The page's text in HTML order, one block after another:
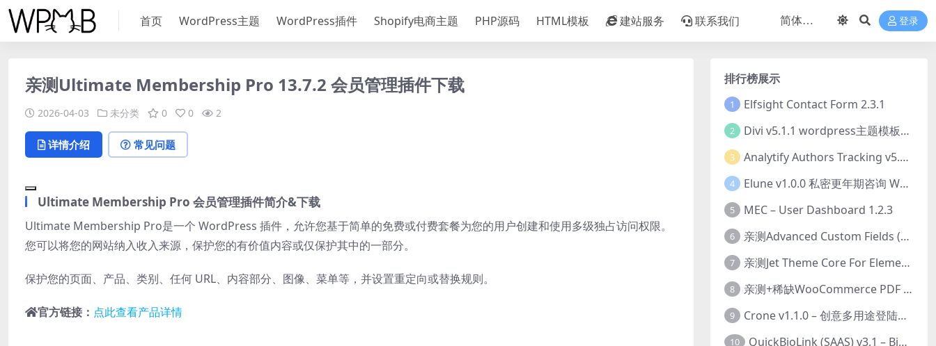
首页 WordPress主题 WordPress插件 Shopify电商主题 PHP源码 HTML模板 建站服务 联系我们 登录
亲测Ultimate Membership Pro 13.7.2 会员管理插件下载
2026-04-03 未分类 0 0 2
详情介绍 常见问题
Ultimate Membership Pro 会员管理插件简介&下载
Ultimate Membership Pro是一个 WordPress 插件，允许您基于简单的免费或付费套餐为您的用户创建和使用多级独占访问权限。
您可以将您的网站纳入收入来源，保护您的有价值内容或仅保护其中的一部分。
保护您的页面、产品、类别、任何 URL、内容部分、图像、菜单等，并设置重定向或替换规则。
官方链接： 点此查看产品详情
排行榜展示
1 Elfsight Contact Form 2.3.1
2 Divi v5.1.1 wordpress主题模板打包下载（Theme + Builder+ Extra Theme + Templates + Layouts + PSD）
3 Analytify Authors Tracking v5.0.0 插件破解版下载
4 Elune v1.0.0 私密更年期咨询 WordPress 主题下载
5 MEC – User Dashboard 1.2.3
6 亲测Advanced Custom Fields (ACF) Pro v6.8.0.1 + Advanced Custom Fields: Extended PRO v0.9.2.3 | 网站开发自定义字段插件下载
7 亲测Jet Theme Core For Elementor 2.3.1.2 插件下载
8 亲测+稀缺WooCommerce PDF Invoices & Packing Slips Professional v2.20.0 + Templates v2.25.1 [by WpOverNight] WooCommerce PDF 发票和装箱单插件下载
9 Crone v1.1.0 – 创意多用途登陆页面HTML模板下载
10 QuickBioLink (SAAS) v3.1 – Bio将SaaS链接到创作者，有影响力者和企业的SaaS PHP源码下载